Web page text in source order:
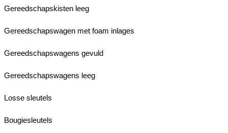
Gereedschapskisten leeg
Gereedschapswagen met foam inlages
Gereedschapswagens gevuld
Gereedschapswagens leeg
Losse sleutels
Bougiesleutels